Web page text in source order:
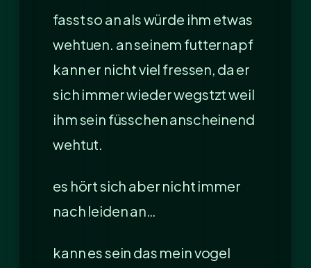
fasst so an als würde ihm etwas
wehtuen. an seinem futternapf
kann er nicht viel fressen, da er
sich immer wieder wegstzt weil
ihm sein füsschen anscheinend
wehtut.
es hört sich aber nicht immer
nach leiden an…
kann es sein das mein vogel